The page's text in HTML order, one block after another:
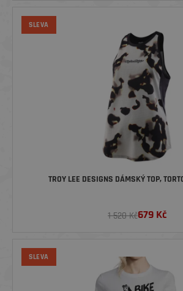
SLEVA
TROY LEE DESIGNS DÁMSKÝ TOP,
1 520 Kč679 Kč
SLEVA